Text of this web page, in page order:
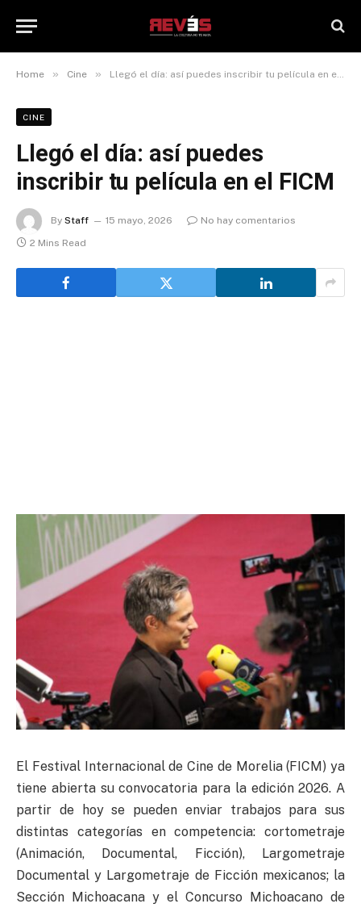
Home » Cine » Llegó el día: así puedes inscribir tu película en el FICM
CINE
Llegó el día: así puedes
inscribir tu película en el FICM
By Staff 15 mayo, 2026
No hay comentarios
2 Mins Read
El Festival Internacional de Cine de Morelia (FICM) ya
tiene abierta su convocatoria para la edición 2026. A
partir de hoy se pueden enviar trabajos para sus
distintas categorías en competencia: cortometraje
(Animación, Documental, Ficción), Largometraje
Documental y Largometraje de Ficción mexicanos; la
Sección Michoacana y el Concurso Michoacano de